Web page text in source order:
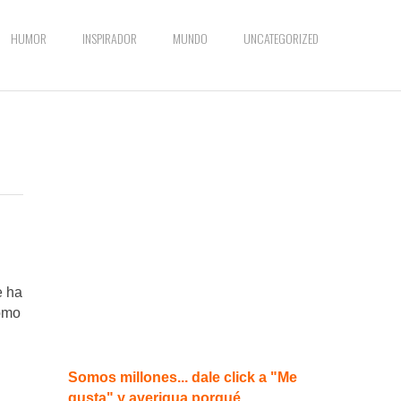
HUMOR INSPIRADOR MUNDO UNCATEGORIZED
ha
Somos millones... dale click a "Me
gusta" y averigua porqué